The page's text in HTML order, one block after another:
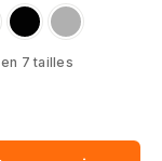
noir gris
7 tailles